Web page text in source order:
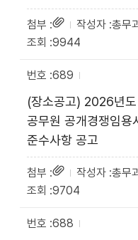
총무
9944
689
(장소공고) 2026년
공무원 공개경쟁임용
준수사항 공고
총무
9704
688